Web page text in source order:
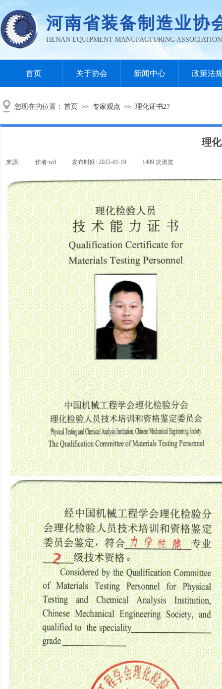
河南省装备制造业协
HENAN EQUIPMENT MANUFACTURING ASSOCIATION
首页 关于协会 新闻中心 政策法
您现在的位置： 首页 >> 专家观点 >> 理化证书27
理
来源: 作者:wd 发布时间: 2025-01-19 1499 次浏览